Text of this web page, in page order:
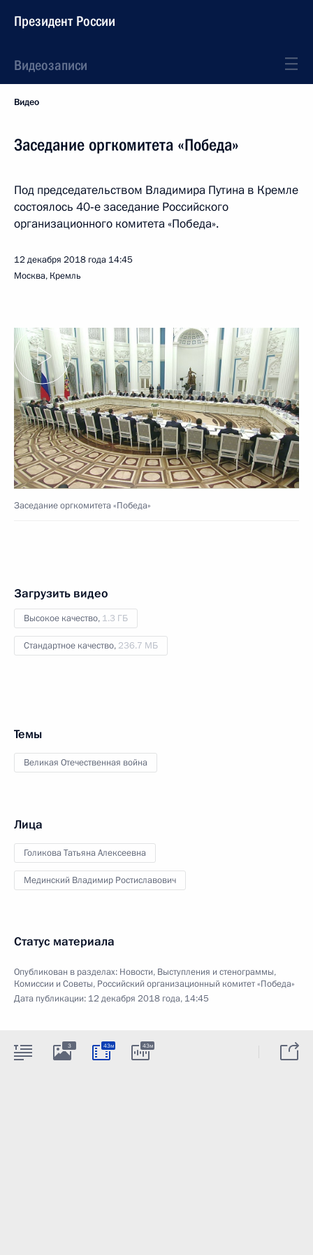
Президент России
Видеозаписи
Видео
Заседание оргкомитета «Победа»
Под председательством Владимира Путина в Кремле
состоялось 40‑е заседание Российского
организационного комитета «Победа».
12 декабря 2018 года 14:45
Москва, Кремль
Заседание оргкомитета «Победа»
Загрузить видео
Высокое качество, 1.3 ГБ
Стандартное качество, 236.7 МБ
Темы
Великая Отечественная война
Лица
Голикова Татьяна Алексеевна
Мединский Владимир Ростиславович
Статус материала
Опубликован в разделах: Новости, Выступления и стенограммы,
Комиссии и Советы, Российский организационный комитет «Победа»
Дата публикации: 12 декабря 2018 года, 14:45
3 43м 43м